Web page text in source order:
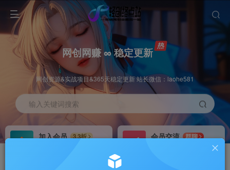
网创网赚 ∞ 稳定更新
网创资源&实战项目&365天稳定更新 站长微信：laohe581
输入关键词搜索
加入会员
3.3折
会员交流
群聊